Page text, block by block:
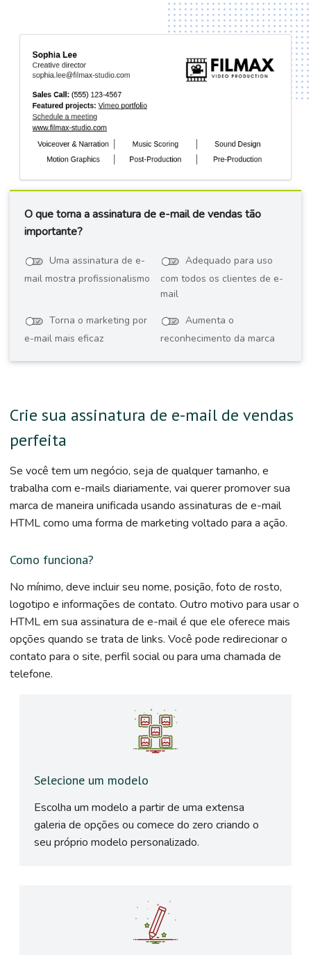
O que torna a assinatura de e-mail de vendas tão
importante?
Uma assinatura de e-
mail mostra profissionalismo
Adequado para uso
com todos os clientes de e-
mail
Torna o marketing por
e-mail mais eficaz
Aumenta o
reconhecimento da marca
Crie sua assinatura de e-mail de vendas
perfeita
Se você tem um negócio, seja de qualquer tamanho, e
trabalha com e-mails diariamente, vai querer promover sua
marca de maneira unificada usando assinaturas de e-mail
HTML como uma forma de marketing voltado para a ação.
Como funciona?
No mínimo, deve incluir seu nome, posição, foto de rosto,
logotipo e informações de contato. Outro motivo para usar o
HTML em sua assinatura de e-mail é que ele oferece mais
opções quando se trata de links. Você pode redirecionar o
contato para o site, perfil social ou para uma chamada de
telefone.
Selecione um modelo
Escolha um modelo a partir de uma extensa
galeria de opções ou comece do zero criando o
seu próprio modelo personalizado.